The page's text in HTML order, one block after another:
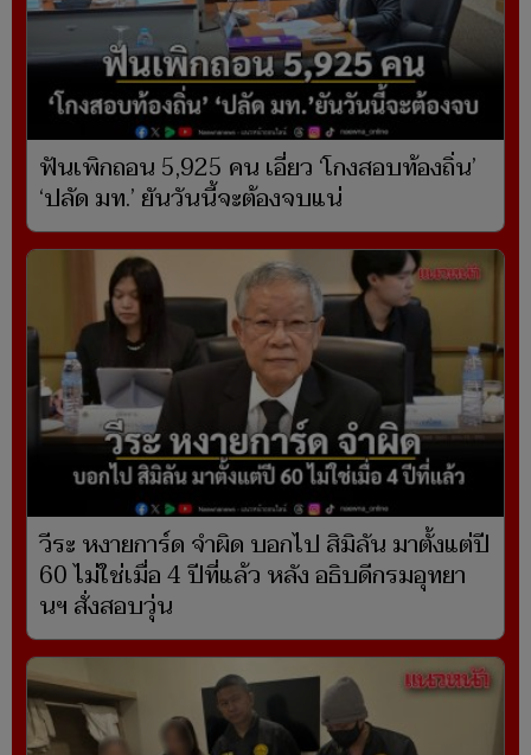
ฟันเพิกถอน 5,925 คน เอี่ยว ‘โกงสอบท้องถิ่น’
‘ปลัด มท.’ ยันวันนี้จะต้องจบแน่
วีระ หงายการ์ด จำผิด บอกไป สิมิลัน มาตั้งแต่ปี
60 ไม่ใช่เมื่อ 4 ปีที่แล้ว หลัง อธิบดีกรมอุทยา
นฯ สั่งสอบวุ่น